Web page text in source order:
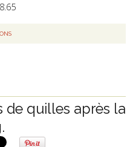
de quilles après la